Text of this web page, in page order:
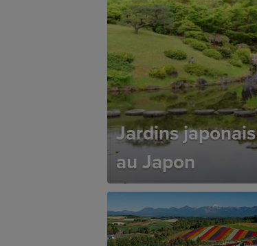
Jardins
au Japon